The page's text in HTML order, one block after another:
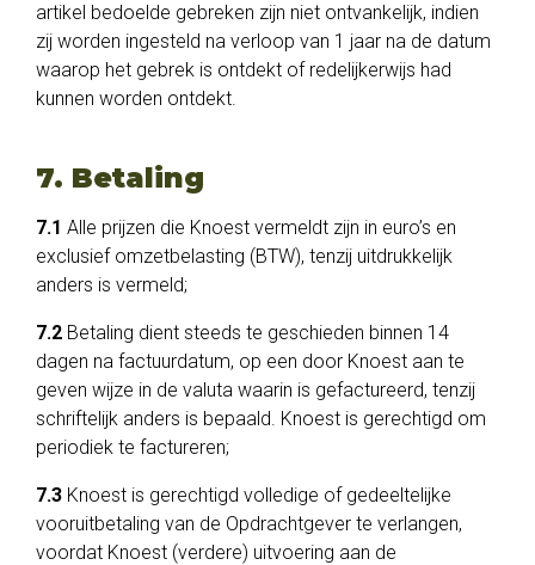
artikel bedoelde gebreken zijn niet ontvankelijk, indien
zij worden ingesteld na verloop van 1 jaar na de datum
waarop het gebrek is ontdekt of redelijkerwijs had
kunnen worden ontdekt.
7. Betaling
7.1 Alle prijzen die Knoest vermeldt zijn in euro’s en
exclusief omzetbelasting (BTW), tenzij uitdrukkelijk
anders is vermeld;
7.2 Betaling dient steeds te geschieden binnen 14
dagen na factuurdatum, op een door Knoest aan te
geven wijze in de valuta waarin is gefactureerd, tenzij
schriftelijk anders is bepaald. Knoest is gerechtigd om
periodiek te factureren;
7.3 Knoest is gerechtigd volledige of gedeeltelijke
vooruitbetaling van de Opdrachtgever te verlangen,
voordat Knoest (verdere) uitvoering aan de